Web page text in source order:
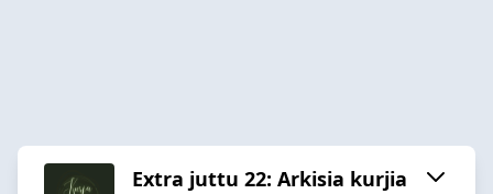
Extra juttu 22: Arkisia kurjia